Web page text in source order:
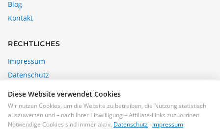
Blog
Kontakt
RECHTLICHES
Impressum
Datenschutz
Cookie-Einstellungen
steffen@madebybrain.com
Diese Website verwendet Cookies
Wir nutzen Cookies, um die Website zu betreiben, die Nutzung statistisch
auszuwerten und – nach Ihrer Einwilligung – Affiliate-Links zuzuordnen.
Notwendige Cookies sind immer aktiv. Datenschutz · Impressum